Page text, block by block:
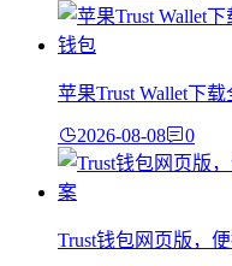
苹果Trust Wallet下
2026-08-08 0
Trust钱包网页版，